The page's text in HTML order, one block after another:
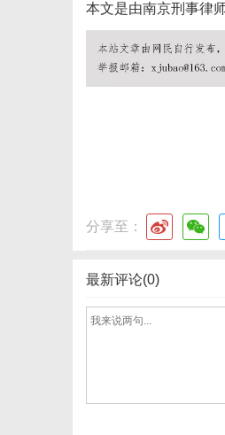
本文是由南京刑事律
分享至：
最新评论(0)